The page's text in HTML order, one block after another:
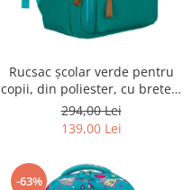
Rucsac școlar verde pentru
copii, din poliester, cu bretele
reglabile - Peterson PTR-PTN
BHX-01-9259 Gree
294,00 Lei
139,00 Lei
-63%